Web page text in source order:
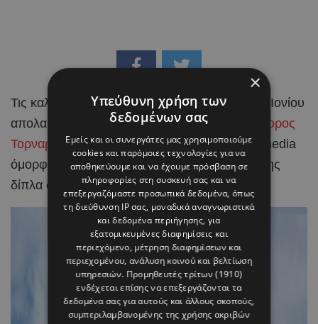
Τις καλοκαιρινές τουςδιακοπέςστα νησιά του Ιονίου
απολαμβάνουν η Ραμόνα Φίλιπκαι ο
Χριστόφορος
Τορναρίτης, μοιράζοντας μέσα από τα social media
όμορφα στιγμιότυπα από τις ημέρες χαλάρωσης
δίπλα στη θάλασσα.
×
Υπεύθυνη χρήση των
δεδομένων σας
Εμείς και οι συνεργάτες μας χρησιμοποιούμε
cookies και παρόμοιες τεχνολογίες για να
αποθηκεύουμε και να έχουμε πρόσβαση σε
πληροφορίες στη συσκευή σας και να
επεξεργαζόμαστε προσωπικά δεδομένα, όπως
τη διεύθυνση IP σας, μοναδικά αναγνωριστικά
και δεδομένα περιήγησης, για
εξατομικευμένες διαφημίσεις και
περιεχόμενο, μέτρηση διαφημίσεων και
περιεχομένου, ανάλυση κοινού και βελτίωση
υπηρεσιών. Προμηθευτές τρίτων (1910)
ενδέχεται επίσης να επεξεργάζονται τα
δεδομένα σας για αυτούς και άλλους σκοπούς,
συμπεριλαμβανομένης της χρήσης ακριβών